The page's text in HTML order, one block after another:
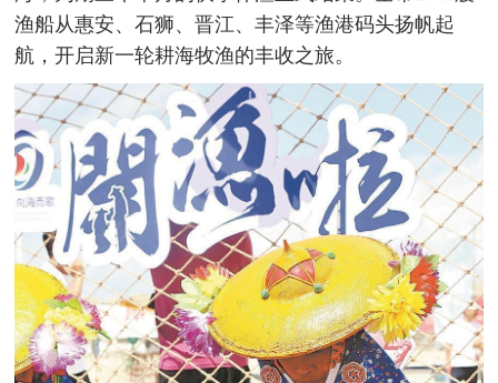
渔船从惠安、石狮、晋江、丰泽等渔港码头扬帆起
航，开启新一轮耕海牧渔的丰收之旅。